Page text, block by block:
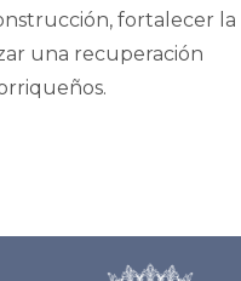
fortalecer la
una recuperación